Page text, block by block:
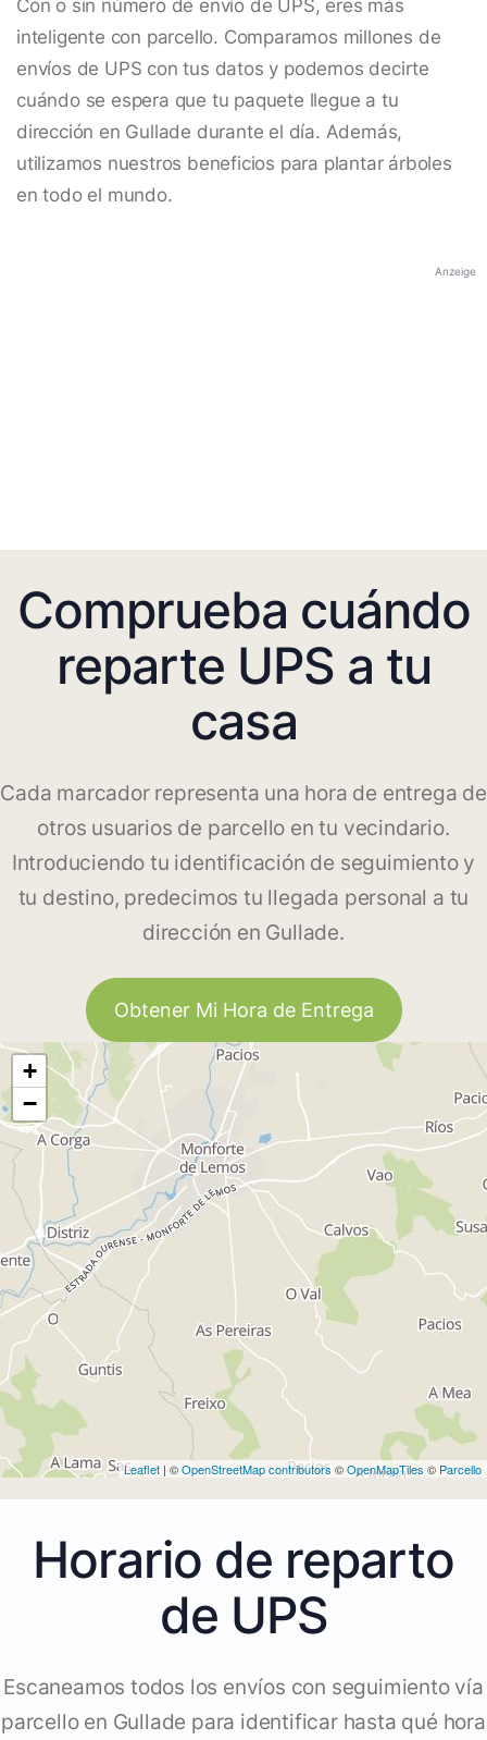
Con o sin número de envío de UPS, eres más
inteligente con parcello. Comparamos millones de
envíos de UPS con tus datos y podemos decirte
cuándo se espera que tu paquete llegue a tu
dirección en Gullade durante el día. Además,
utilizamos nuestros beneficios para plantar árboles
en todo el mundo.
Anzeige
Comprueba cuándo
reparte UPS a tu
casa
Cada marcador representa una hora de entrega de
otros usuarios de parcello en tu vecindario.
Introduciendo tu identificación de seguimiento y
tu destino, predecimos tu llegada personal a tu
dirección en Gullade.
Obtener Mi Hora de Entrega
+
−
Leaflet | ©OpenStreetMap contributors ©OpenMapTiles © Parcello
Horario de reparto
de UPS
Escaneamos todos los envíos con seguimiento vía
parcello en Gullade para identificar hasta qué hora